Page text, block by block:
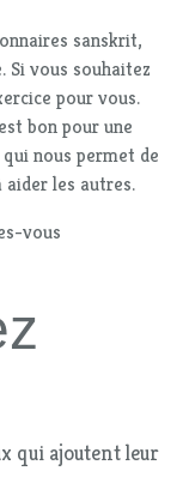
sanskrit,
Si vous souhaitez
pour vous.
bon pour une
nous permet de
aider les autres.
vous
qui ajoutent leur